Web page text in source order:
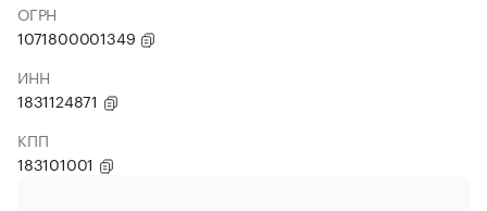
ОГРН
1071800001349
ИНН
1831124871
КПП
183101001